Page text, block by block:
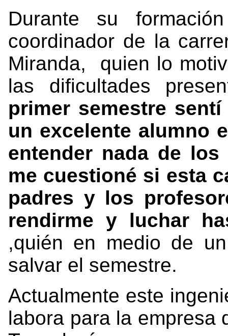
Durante su
coordinador de la
Miranda, quien lo
las dificultades
primer semestre
un excelente alumno
entender nada de
me cuestioné si esta
padres y los
rendirme y luchar
,quién en medio de
salvar el semestre.
Actualmente este
labora para la empresa